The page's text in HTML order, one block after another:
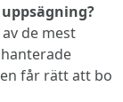
de mest
får rätt att bo